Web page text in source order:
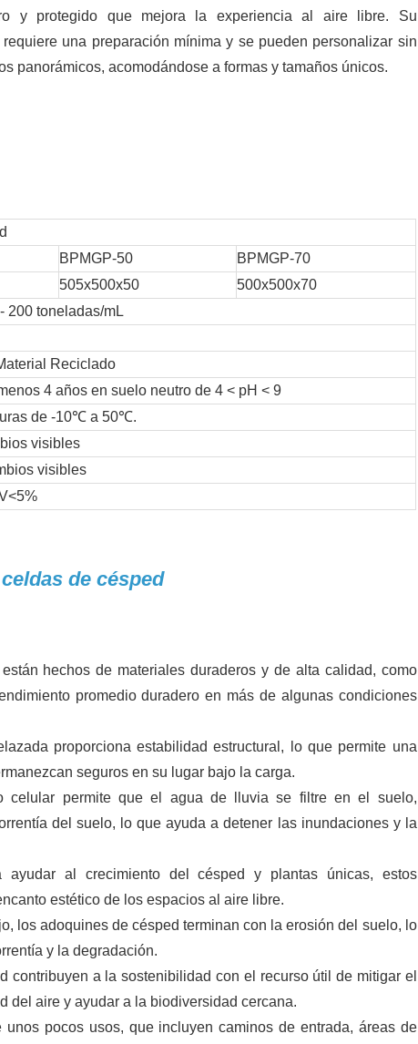
y protegido que mejora la experiencia al aire libre. Su
una preparación mínima y se pueden personalizar sin
panorámicos, acomodándose a formas y tamaños únicos.
BPMGP-50
BPMGP-70
505x500x50
500x500x70
200 toneladas/mL
Reciclado
4 años en suelo neutro de 4 < pH < 9
de -10℃ a 50℃.
visibles
visibles
de césped
hechos de materiales duraderos y de alta calidad, como
promedio duradero en más de algunas condiciones
proporciona estabilidad estructural, lo que permite una
seguros en su lugar bajo la carga.
celular permite que el agua de lluvia se filtre en el suelo,
del suelo, lo que ayuda a detener las inundaciones y la
ayudar al crecimiento del césped y plantas únicas, estos
estético de los espacios al aire libre.
los adoquines de césped terminan con la erosión del suelo, lo
y la degradación.
contribuyen a la sostenibilidad con el recurso útil de mitigar el
del aire y ayudar a la biodiversidad cercana.
unos pocos usos, que incluyen caminos de entrada, áreas de